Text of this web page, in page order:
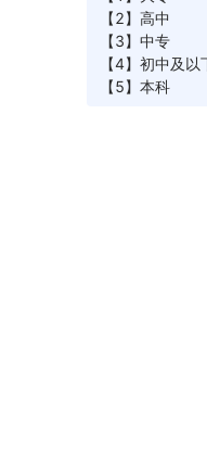
发改价管
考试报名考务费收费